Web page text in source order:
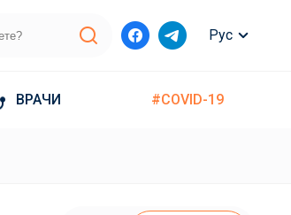
Рус
ВРАЧИ #COVID-19